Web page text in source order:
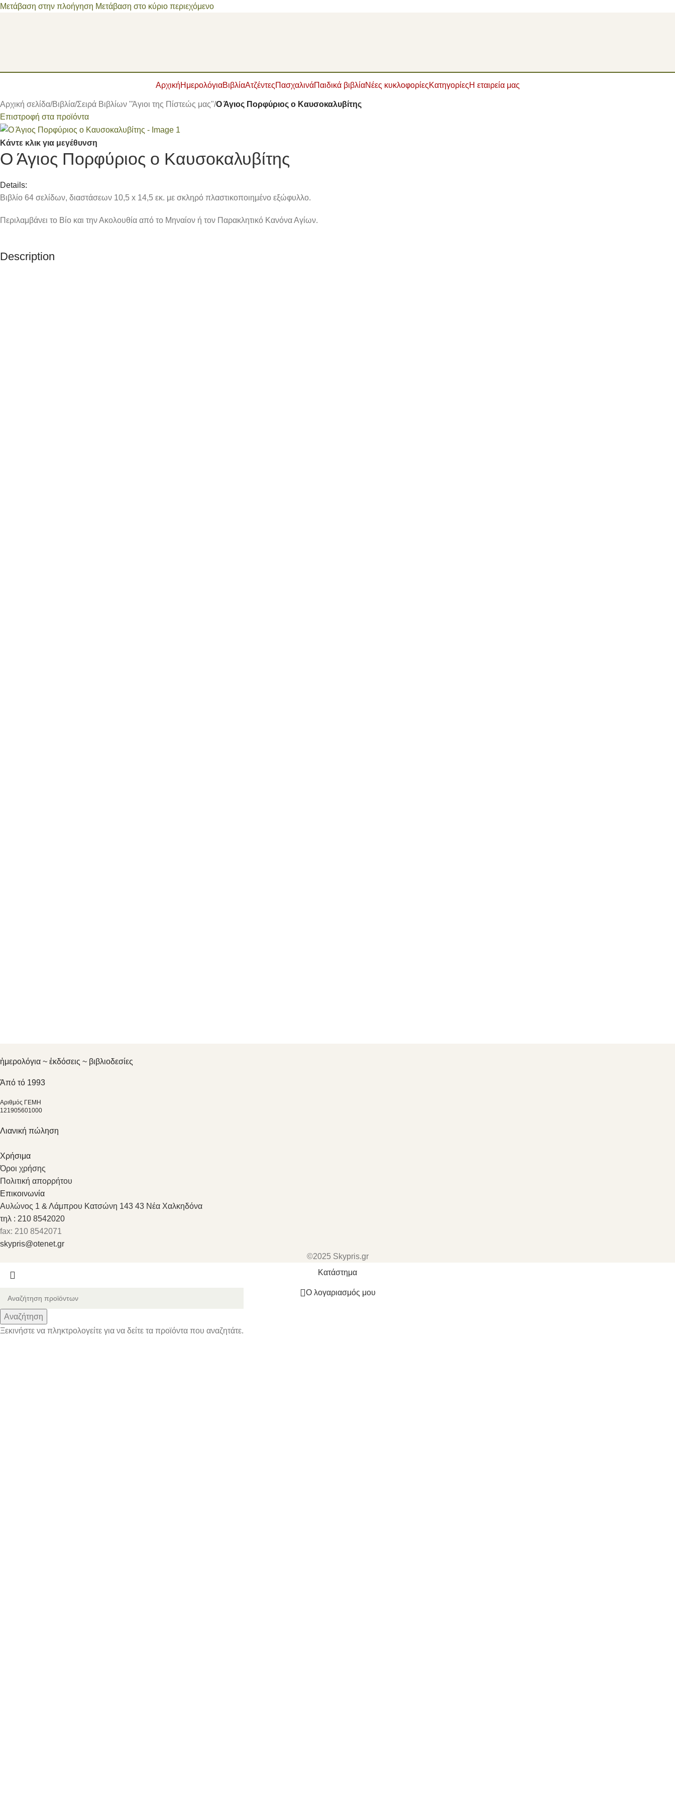
Μετάβαση στην πλοήγηση Μετάβαση στο κύριο περιεχόμενο
ΑρχικήΗμερολόγιαΒιβλίαΑτζέντεςΠασχαλινάΠαιδικά βιβλίαΝέες κυκλοφορίεςΚατηγορίεςΗ εταιρεία μας
Αρχική σελίδα/Βιβλία/Σειρά Βιβλίων "Άγιοι της Πίστεώς μας"/Ο Άγιος Πορφύριος ο Καυσοκαλυβίτης
Επιστροφή στα προϊόντα
Κάντε κλικ για μεγέθυνση
Ο Άγιος Πορφύριος ο Καυσοκαλυβίτης
Details:
Βιβλίο 64 σελίδων, διαστάσεων 10,5 x 14,5 εκ. με σκληρό πλαστικοποιημένο εξώφυλλο.
Περιλαμβάνει το Βίο και την Ακολουθία από το Μηναίον ή τον Παρακλητικό Κανόνα Αγίων.
Description
ἡμερολόγια ~ ἐκδόσεις ~ βιβλιοδεσίες
Ἀπό τό 1993
Αριθμός ΓΕΜΗ
121905601000
Λιανική πώληση
Χρήσιμα
Όροι χρήσης
Πολιτική απορρήτου
Επικοινωνία
Αυλώνος 1 & Λάμπρου Κατσώνη 143 43 Νέα Χαλκηδόνα
τηλ : 210 8542020
fax: 210 8542071
skypris@otenet.gr
©2025 Skypris.gr
Αναζήτηση
Ξεκινήστε να πληκτρολογείτε για να δείτε τα προϊόντα που αναζητάτε.
Κατάστημα
Ο λογαριασμός μου